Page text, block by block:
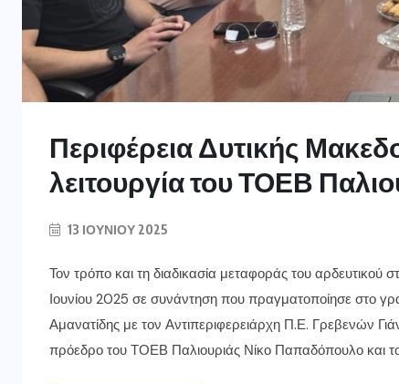
Περιφέρεια Δυτικής
λειτουργία του ΤΟΕΒ
13 ΙΟΥΝΊΟΥ 2025
Τον τρόπο και τη διαδικασία μεταφοράς του
Ιουνίου 2025 σε συνάντηση που πραγματοποίησε στο
Αμανατίδης με τον Αντιπεριφερειάρχη Π.Ε. Γρεβενών
πρόεδρο του ΤΟΕΒ Παλιουριάς Νίκο Παπαδόπουλο και